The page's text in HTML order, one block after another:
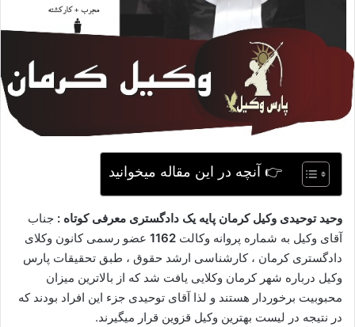
👉 آنچه در این مقاله میخوانید
وحید توحیدی وکیل کرمان پایه یک دادگستری معرفی کوتاه : جناب
آقای وکیل به شماره پروانه وکالت 1162 عضو رسمی کانون وکلای
دادگستری کرمان ، کارشناسی ارشد حقوق ، طبق تحقیقات پارس
وکیل درباره شهر کرمان وکلایی یافت شد که از بالاترین میزان
محبوبیت برخوردار هستند و لذا آقای توحیدی جزء این افراد بودند که
در نتیجه در لیست بهترین وکیل قزوین قرار میگیرند.